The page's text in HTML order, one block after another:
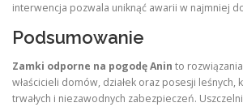
interwencja pozwala uniknąć awarii w najmniej
Podsumowanie
Zamki odporne na pogodę Anin to
właścicieli domów, działek oraz posesji leśnych,
trwałych i niezawodnych zabezpieczeń.